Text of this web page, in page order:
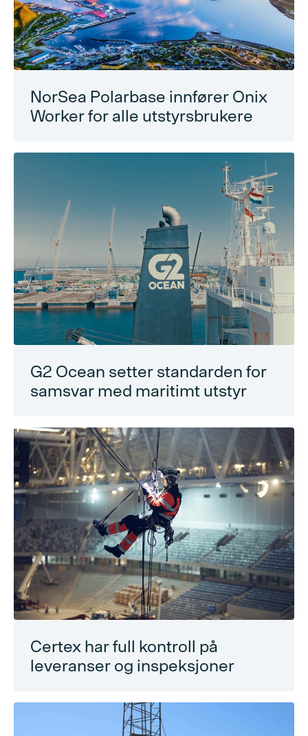
NorSea Polarbase innfører Onix
Worker for alle utstyrsbrukere
G2 Ocean setter standarden for
samsvar med maritimt utstyr
Certex har full kontroll på
leveranser og inspeksjoner